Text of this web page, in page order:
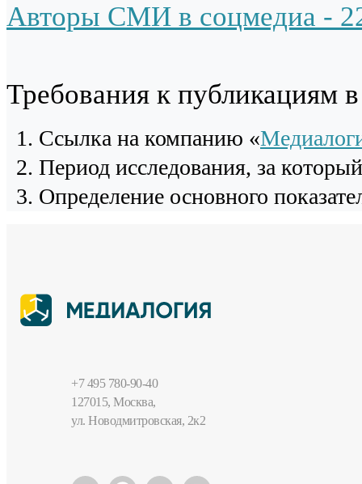
Авторы СМИ в соцмедиа -
Требования к публикациям
Cсылка на компанию «
Период исследования, за
Определение основного
+7 495 780-90-40
127015, Москва,
ул. Новодмитровская, 2к2